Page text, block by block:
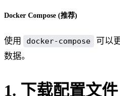
Docker Compose (推荐)
使用 docker-compose
可以
数据。
1. 下载配置文件